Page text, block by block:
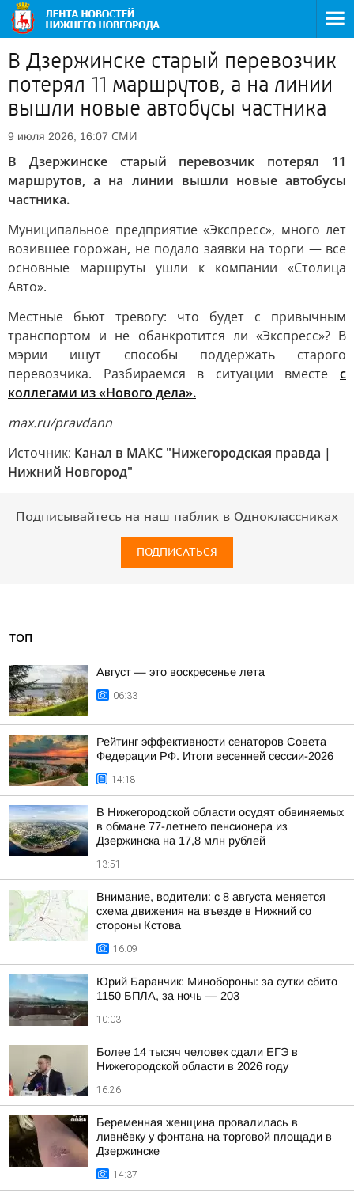
В Дзержинске старый перевозчик
потерял 11 маршрутов, а на линии
вышли новые автобусы частника
9 июля 2026, 16:07 СМИ
В Дзержинске старый перевозчик потерял 11
маршрутов, а на линии вышли новые автобусы
частника.
Муниципальное предприятие «Экспресс», много лет
возившее горожан, не подало заявки на торги — все
основные маршруты ушли к компании «Столица
Авто».
Местные бьют тревогу: что будет с привычным
транспортом и не обанкротится ли «Экспресс»? В
мэрии ищут способы поддержать старого
перевозчика. Разбираемся в ситуации вместе с
коллегами из «Нового дела».
max.ru/pravdann
Источник: Канал в МАКС "Нижегородская правда |
Нижний Новгород"
Подписывайтесь на наш паблик в Одноклассниках
ПОДПИСАТЬСЯ
ТОП
Август — это воскресенье лета
06:33
Рейтинг эффективности сенаторов Совета
Федерации РФ. Итоги весенней сессии-2026
14:18
В Нижегородской области осудят обвиняемых
в обмане 77-летнего пенсионера из
Дзержинска на 17,8 млн рублей
13:51
Внимание, водители: с 8 августа меняется
схема движения на въезде в Нижний со
стороны Кстова
16:09
Юрий Баранчик: Минобороны: за сутки сбито
1150 БПЛА, за ночь — 203
10:03
Более 14 тысяч человек сдали ЕГЭ в
Нижегородской области в 2026 году
16:26
Беременная женщина провалилась в
ливнёвку у фонтана на торговой площади в
Дзержинске
14:37